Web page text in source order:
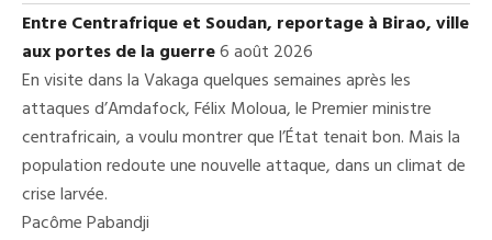
Entre Centrafrique et Soudan, reportage à Birao, ville
aux portes de la guerre6 août 2026
En visite dans la Vakaga quelques semaines après les
attaques d’Amdafock, Félix Moloua, le Premier ministre
centrafricain, a voulu montrer que l’État tenait bon. Mais la
population redoute une nouvelle attaque, dans un climat de
crise larvée.
Pacôme Pabandji